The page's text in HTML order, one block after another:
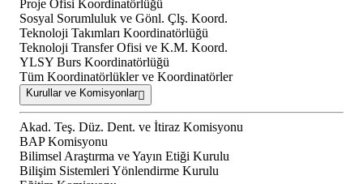
Proje Ofisi Koordinatörlüğü
Sosyal Sorumluluk ve Gönl. Çlş. Koord.
Teknoloji Takımları Koordinatörlüğü
Teknoloji Transfer Ofisi ve K.M. Koord.
YLSY Burs Koordinatörlüğü
Tüm Koordinatörlükler ve Koordinatörler
Kurullar ve Komisyonlar
Akad. Teş. Düz. Dent. ve İtiraz Komisyonu
BAP Komisyonu
Bilimsel Araştırma ve Yayın Etiği Kurulu
Bilişim Sistemleri Yönlendirme Kurulu